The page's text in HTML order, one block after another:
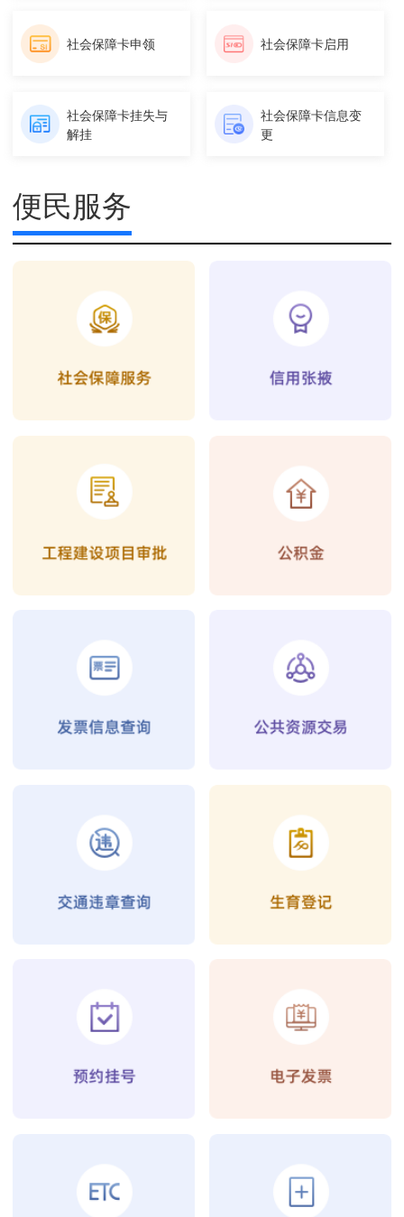
社会保障卡申领 社会保障卡启用
社会保障卡挂失与
解挂
社会保障卡信息变
更
便民服务